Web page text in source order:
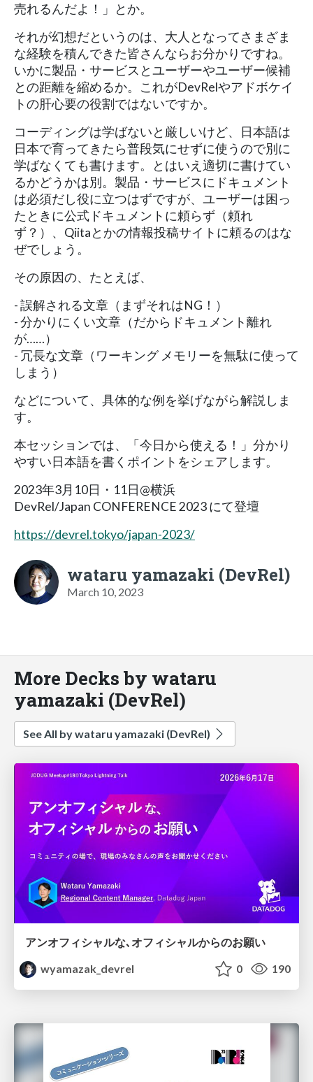
売れるんだよ！」とか。
それが幻想だというのは、大人となってさまざま
な経験を積んできた皆さんならお分かりですね。
いかに製品・サービスとユーザーやユーザー候補
との距離を縮めるか。これがDevRelやアドボケイ
トの肝心要の役割ではないですか。
コーディングは学ばないと厳しいけど、日本語は
日本で育ってきたら普段気にせずに使うので別に
学ばなくても書けます。とはいえ適切に書けてい
るかどうかは別。製品・サービスにドキュメント
は必須だし役に立つはずですが、ユーザーは困っ
たときに公式ドキュメントに頼らず（頼れ
ず？）、Qiitaとかの情報投稿サイトに頼るのはな
ぜでしょう。
その原因の、たとえば、
- 誤解される文章（まずそれはNG！）
- 分かりにくい文章（だからドキュメント離れ
が……）
- 冗長な文章（ワーキング メモリーを無駄に使って
しまう）
などについて、具体的な例を挙げながら解説しま
す。
本セッションでは、「今日から使える！」分かり
やすい日本語を書くポイントをシェアします。
2023年3月10日・11日@横浜
DevRel/Japan CONFERENCE 2023 にて登壇
https://devrel.tokyo/japan-2023/
wataru yamazaki (DevRel)
March 10, 2023
More Decks by wataru
yamazaki (DevRel)
See All by wataru yamazaki (DevRel)
アンオフィシャルな､オフィシャルからのお願い
wyamazak_devrel
0 190